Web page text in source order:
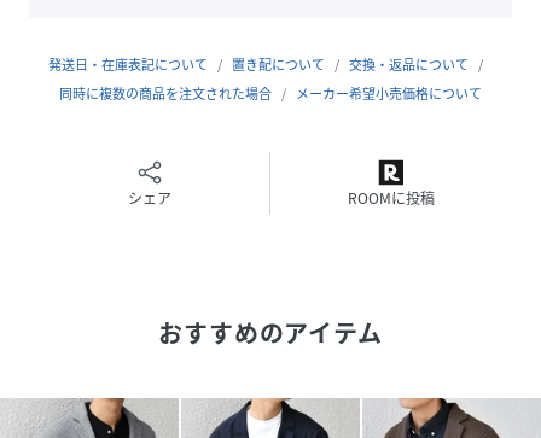
カジュアルと程良いキッチリ感の隙間を突いた、絶妙なアイ
テムに仕上がりました。
----------------------------
----------------------------
発送日・在庫表記について 置き配について
交換・返品について
同時に複数の商品を注文された場合
メーカー希望小売価格について
シェア ROOMに投稿
おすすめのアイテム